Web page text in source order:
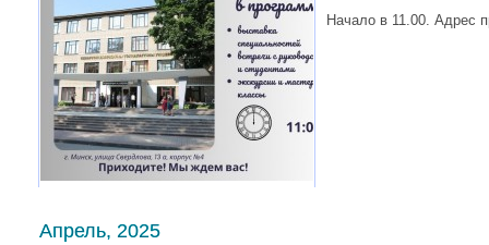
Начало в 11.00. Адрес
Апрель, 2025